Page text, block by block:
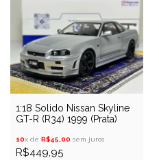
1:18 Solido Nissan Skyline
GT-R (R34) 1999 (Prata)
10x de R$45,00 sem juros
R$449,95